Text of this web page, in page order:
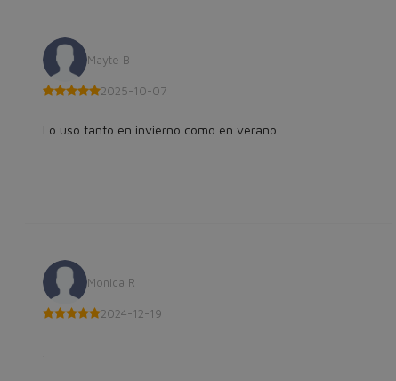
Mayte B
2025-10-07
Lo uso tanto en invierno como en verano
Monica R
2024-12-19